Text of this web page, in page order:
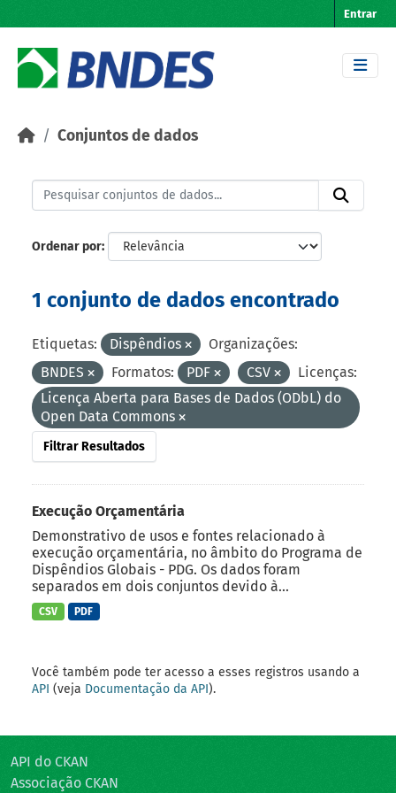
Entrar
Conjuntos de dados
Ordenar por
1 conjunto de dados encontrado
Etiquetas: Dispêndios
Organizações:
BNDES
Formatos: PDF CSV
Licenças:
Licença Aberta para Bases de Dados (ODbL) do
Open Data Commons
Filtrar Resultados
Execução Orçamentária
Demonstrativo de usos e fontes relacionado à
execução orçamentária, no âmbito do Programa de
Dispêndios Globais - PDG. Os dados foram
separados em dois conjuntos devido à...
CSV PDF
Você também pode ter acesso a esses registros usando a
API (veja Documentação da API).
API do CKAN
Associação CKAN